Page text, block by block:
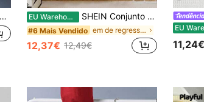
EU Warehouse SHEIN Conjunto de 2 peças para meninos, casual, confortável e versátil, com camisa listrada de gola mandarim e shorts.
#6 Mais Vendido em de regresso às aulas Conjuntos para menino
12,37€ 12,49€ 11,24€